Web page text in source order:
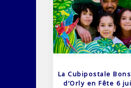
La Cubipostale
d’Orly en Fête 6